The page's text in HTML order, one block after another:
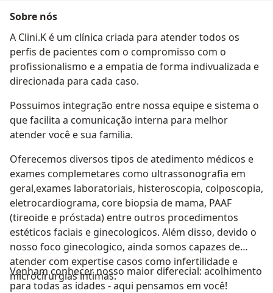
Sobre nós
A Clini.K é um clínica criada para atender todos os
perfis de pacientes com o compromisso com o
profissionalismo e a empatia de forma indivualizada e
direcionada para cada caso.
Possuimos integração entre nossa equipe e sistema o
que facilita a comunicação interna para melhor
atender você e sua familia.
Oferecemos diversos tipos de atedimento médicos e
exames complemetares como ultrassonografia em
geral,exames laboratoriais, histeroscopia, colposcopia,
eletrocardiograma, core biopsia de mama, PAAF
(tireoide e próstada) entre outros procedimentos
estéticos faciais e ginecologicos. Além disso, devido o
nosso foco ginecologico, ainda somos capazes de
atender com expertise casos como infertilidade e
microcirurgias intimas.
Venham conhecer nosso maior diferecial: acolhimento
para todas as idades - aqui pensamos em você!